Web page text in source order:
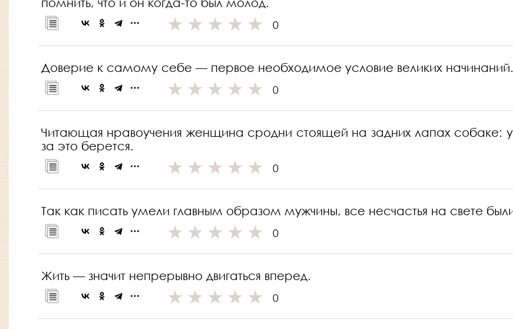
помнить, что и он когда-то был молод.
0
Доверие к самому себе — первое необходимое условие великих начинаний.
0
Читающая нравоучения женщина сродни стоящей на задних лапах собаке:
за это берется.
0
Так как писать умели главным образом мужчины, все несчастья на свете
0
Жить — значит непрерывно двигаться вперед.
0